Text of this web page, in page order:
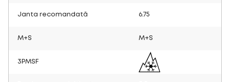
Janta recomandată 6.75
M+S M+S
3PMSF